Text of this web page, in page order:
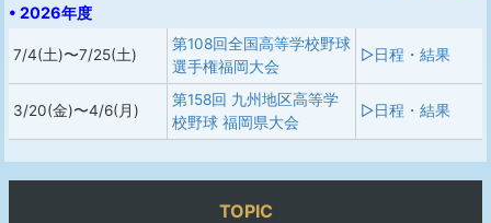
• 2026年度
7/4(土)〜7/25(土)
第108回全国高等学校野球
選手権福岡大会
▷日程・結果
3/20(金)〜4/6(月)
第158回 九州地区高等学
校野球 福岡県大会
▷日程・結果
TOPIC